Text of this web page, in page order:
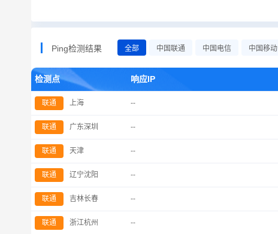
Ping检测结果 全部 中国联通 中国电信 中国移动
检测点 响应IP
联通 上海 --
联通 广东深圳 --
联通 天津 --
联通 辽宁沈阳 --
联通 吉林长春 --
联通 浙江杭州 --